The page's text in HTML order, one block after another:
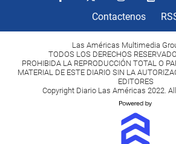
Contactenos
Las Américas Multimedia
TODOS LOS DERECHOS
PROHIBIDA LA REPRODUCCIÓN TOTAL O
MATERIAL DE ESTE DIARIO SIN LA
EDITORES
Copyright Diario Las Américas 2022.